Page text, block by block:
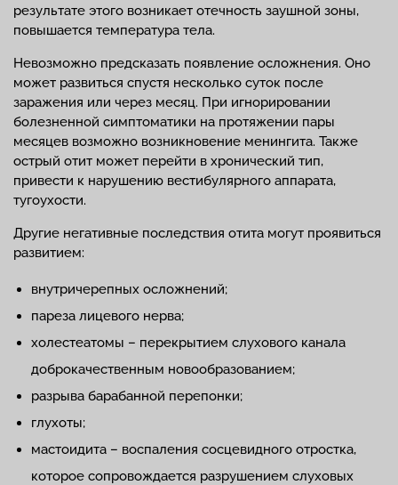
результате этого возникает отечность заушной зоны,
повышается температура тела.
Невозможно предсказать появление осложнения. Оно
может развиться спустя несколько суток после
заражения или через месяц. При игнорировании
болезненной симптоматики на протяжении пары
месяцев возможно возникновение менингита. Также
острый отит может перейти в хронический тип,
привести к нарушению вестибулярного аппарата,
тугоухости.
Другие негативные последствия отита могут проявиться
развитием:
внутричерепных осложнений;
пареза лицевого нерва;
холестеатомы – перекрытием слухового канала
доброкачественным новообразованием;
разрыва барабанной перепонки;
глухоты;
мастоидита – воспаления сосцевидного отростка,
которое сопровождается разрушением слуховых